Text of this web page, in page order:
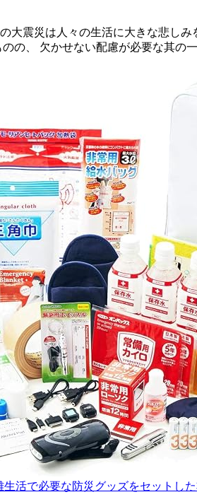
大震災は人々の生活に大きな悲し
、 欠かせない配慮が必要な其の
活で必要な防災グッズをセットし